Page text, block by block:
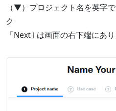
（▼）プロジェクト名を英字
ク
「Next｣ は画面の右下端にあり